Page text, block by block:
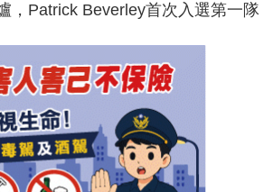
，Patrick Beverley首次入選第一隊